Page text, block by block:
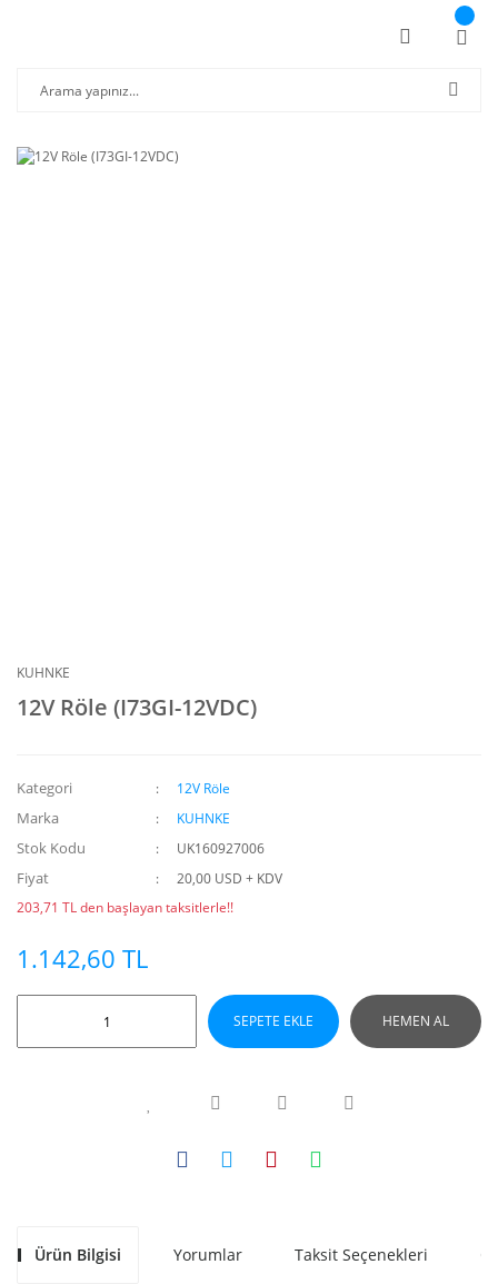
KUHNKE
12V Röle (I73GI-12VDC)
Kategori 12V Röle
Marka KUHNKE
Stok Kodu UK160927006
Fiyat
20,00 USD + KDV
203,71 TL den başlayan taksitlerle!!
1.142,60 TL
SEPETE EKLE HEMEN AL
Ürün Bilgisi Yorumlar Taksit Seçenekleri